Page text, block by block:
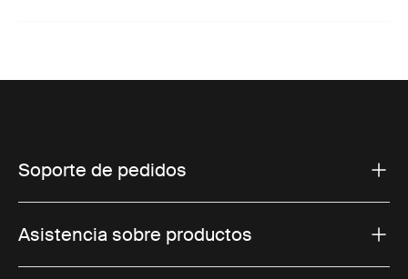
Soporte de pedidos
Asistencia sobre productos